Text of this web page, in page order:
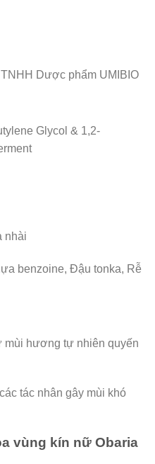
Dược phẩm UMIBIO
Glycol & 1,2-
nhài
benzoine, Đậu tonka, Rễ
mùi hương tự nhiên quyến
tác nhân gây mùi khó
vùng kín nữ Obaria